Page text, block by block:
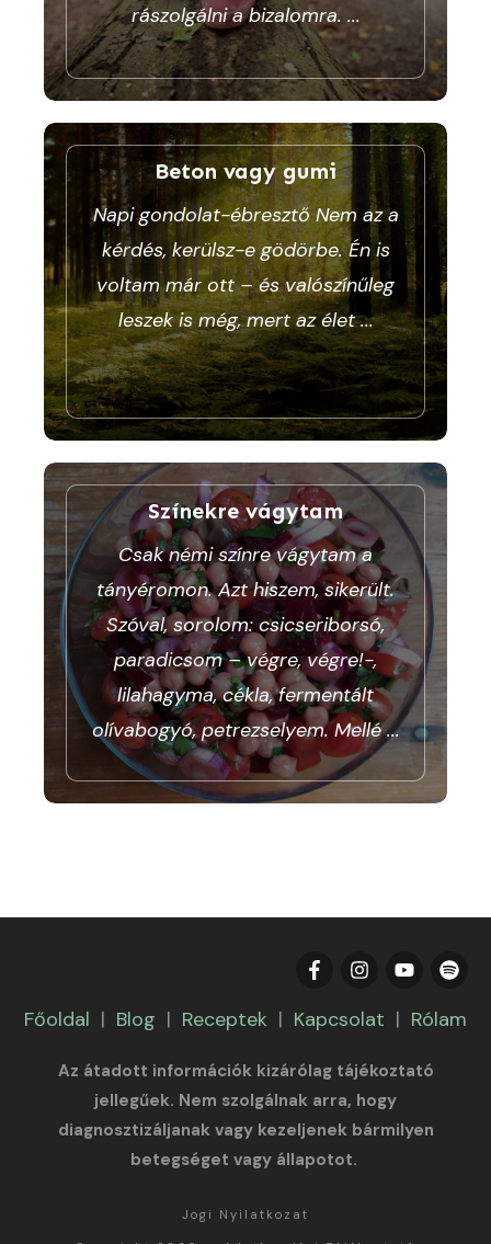
rászolgálni a bizalomra. ...
Beton vagy gumi
Napi gondolat-ébresztő Nem az a
kérdés, kerülsz-e gödörbe. Én is
voltam már ott – és valószínűleg
leszek is még, mert az élet...
Színekre vágytam
Csak némi színre vágytam a
tányéromon. Azt hiszem, sikerült.
Szóval, sorolom: csicseriborsó,
paradicsom – végre, végre!-,
lilahagyma, cékla, fermentált
olívabogyó, petrezselyem. Mellé...
Főoldal | Blog | Receptek | Kapcsolat | Rólam
Az átadott információk kizárólag tájékoztató
jellegűek. Nem szolgálnak arra, hogy
diagnosztizáljanak vagy kezeljenek bármilyen
betegséget vagy állapotot.
Jogi Nyilatkozat